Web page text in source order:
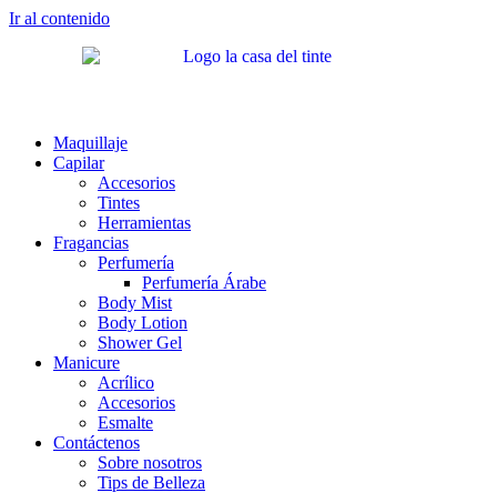
Ir al contenido
Maquillaje
Capilar
Accesorios
Tintes
Herramientas
Fragancias
Perfumería
Perfumería Árabe
Body Mist
Body Lotion
Shower Gel
Manicure
Acrílico
Accesorios
Esmalte
Contáctenos
Sobre nosotros
Tips de Belleza